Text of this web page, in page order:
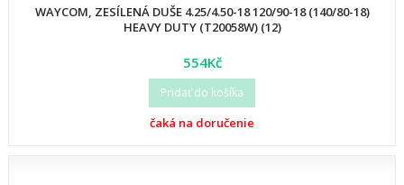
WAYCOM, ZESÍLENÁ DUŠE 4.25/4.50-18 120/90-18 (140/80-18)
HEAVY DUTY (T20058W) (12)
554Kč
Pridať do košíka
čaká na doručenie